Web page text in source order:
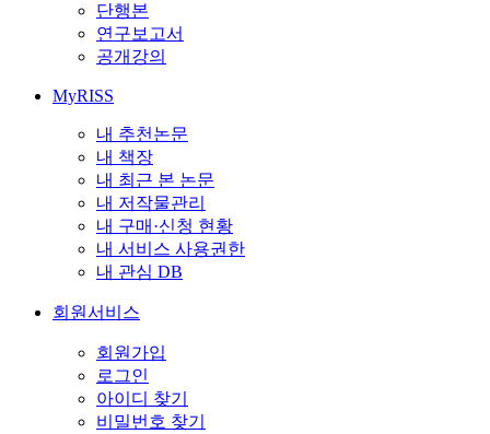
단행본
연구보고서
공개강의
MyRISS
내 추천논문
내 책장
내 최근 본 논문
내 저작물관리
내 구매·신청 현황
내 서비스 사용권한
내 관심 DB
회원서비스
회원가입
로그인
아이디 찾기
비밀번호 찾기